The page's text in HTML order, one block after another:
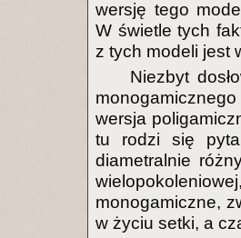
wersję tego
W świetle tych
z tych modeli jest
Niezbyt
wersja
tu rodzi się
diametralnie
monogamiczne,
w życiu setki, a